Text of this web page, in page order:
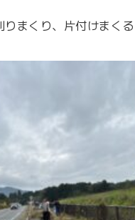
りまくり、片付けまく